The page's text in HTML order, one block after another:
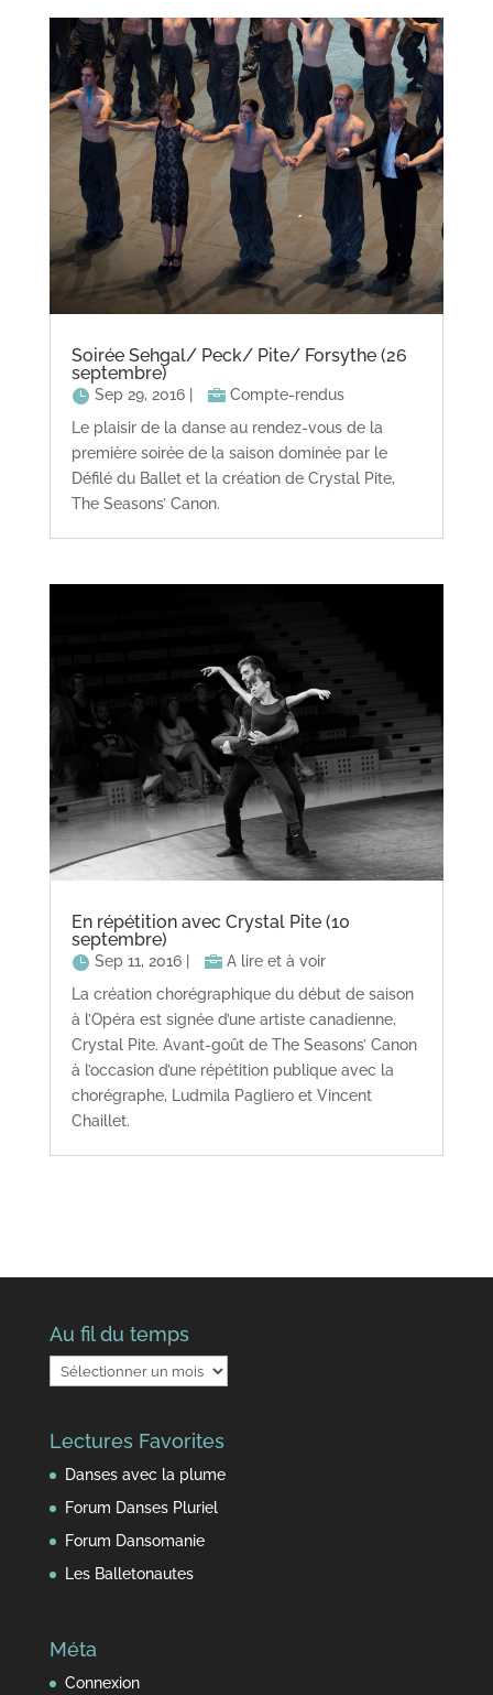
Soirée Sehgal/ Peck/ Pite/ Forsythe (26
septembre)
Sep 29, 2016|
Compte-rendus
Le plaisir de la danse au rendez-vous de la
première soirée de la saison dominée par le
Défilé du Ballet et la création de Crystal Pite,
The Seasons’ Canon.
En répétition avec Crystal Pite (10
septembre)
Sep 11, 2016|
A lire et à voir
La création chorégraphique du début de saison
à l’Opéra est signée d’une artiste canadienne,
Crystal Pite. Avant-goût de The Seasons’ Canon
à l’occasion d’une répétition publique avec la
chorégraphe, Ludmila Pagliero et Vincent
Chaillet.
Au fil du temps
Au
fil
temps
Lectures Favorites
Danses avec la plume
Forum Danses Pluriel
Forum Dansomanie
Les Balletonautes
Méta
Connexion